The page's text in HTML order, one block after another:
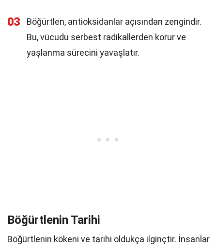
03
Böğürtlen, antioksidanlar açısından zengindir.
Bu, vücudu serbest radikallerden korur ve
yaşlanma sürecini yavaşlatır.
Böğürtlenin Tarihi
Böğürtlenin kökeni ve tarihi oldukça ilginçtir. İnsanlar